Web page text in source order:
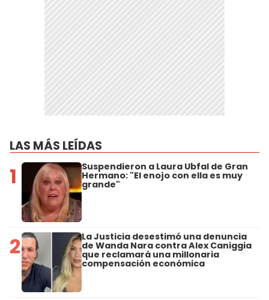
LAS MÁS LEÍDAS
1 Suspendieron a Laura Ubfal de Gran
Hermano: "El enojo con ella es muy
grande"
2 La Justicia desestimó una denuncia
de Wanda Nara contra Alex Caniggia
que reclamará una millonaria
compensación económica